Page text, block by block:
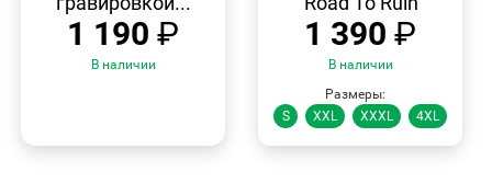
1 190 ₽
В наличии
1 390 ₽
В наличии
Размеры:
S
XXL XXXL 4XL